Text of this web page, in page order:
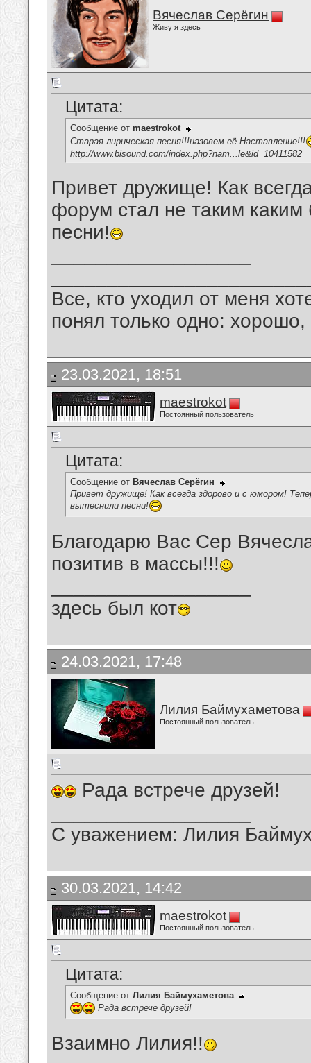
Вячеслав Серёгин
Живу я здесь
Цитата:
Сообщение от maestrokot
Старая лирическая песня!!!назовем её Наставление!!!
http://www.bisound.com/index.php?nam...le&id=10411582
Привет дружище! Как
форум стал не таким
песни!
Все, кто уходил от меня
понял только одно:
23.03.2021, 18:51
maestrokot
Постоянный пользователь
Цитата:
Сообщение от Вячеслав Серёгин
Привет дружище! Как всегда здорово и с юмором!
вытеснили песни!
Благодарю Вас Сер
позитив в массы!!!
здесь был кот
24.03.2021, 17:48
Лилия Баймухаметова
Постоянный пользователь
Рада встрече друзей!
С уважением: Лилия
30.03.2021, 14:42
maestrokot
Постоянный пользователь
Цитата:
Сообщение от Лилия Баймухаметова
Рада встрече друзей!
Взаимно Лилия!!